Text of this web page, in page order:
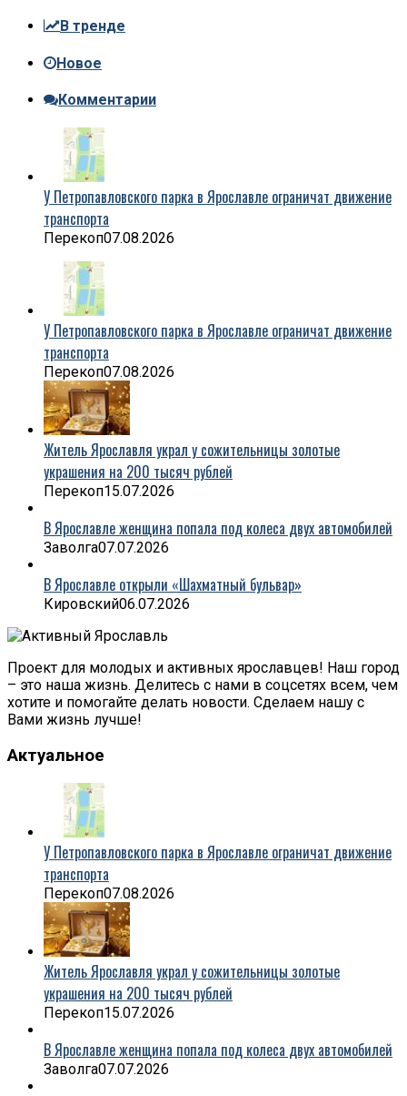
В тренде
Новое
Комментарии
У Петропавловского парка в Ярославле ограничат движение
транспорта
Перекоп07.08.2026
У Петропавловского парка в Ярославле ограничат движение
транспорта
Перекоп07.08.2026
Житель Ярославля украл у сожительницы золотые
украшения на 200 тысяч рублей
Перекоп15.07.2026
В Ярославле женщина попала под колеса двух автомобилей
Заволга07.07.2026
В Ярославле открыли «Шахматный бульвар»
Кировский06.07.2026
Проект для молодых и активных ярославцев! Наш город
– это наша жизнь. Делитесь с нами в соцсетях всем, чем
хотите и помогайте делать новости. Сделаем нашу с
Вами жизнь лучше!
Актуальное
У Петропавловского парка в Ярославле ограничат движение
транспорта
Перекоп07.08.2026
Житель Ярославля украл у сожительницы золотые
украшения на 200 тысяч рублей
Перекоп15.07.2026
В Ярославле женщина попала под колеса двух автомобилей
Заволга07.07.2026